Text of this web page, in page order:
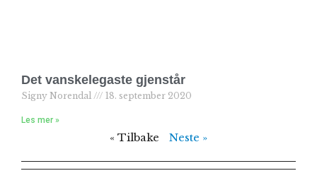
Det vanskelegaste gjenstår
Signy Norendal 18. september 2020
Les mer »
« Tilbake Neste »